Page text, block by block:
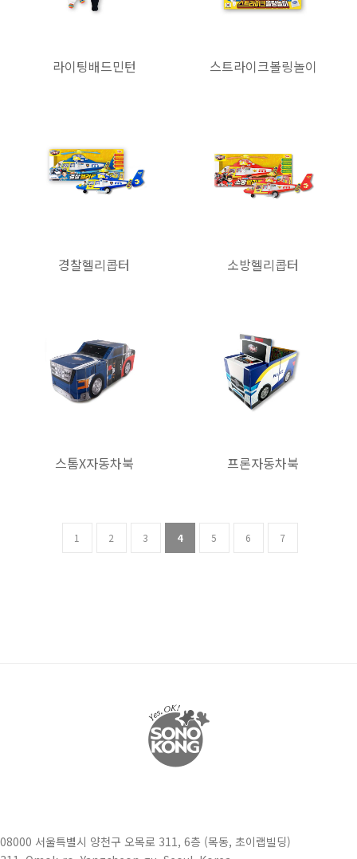
라이팅배드민턴 스트라이크볼링놀이
경찰헬리콥터 소방헬리콥터
스톰X자동차북 프론자동차북
1 2 3 4 5 6 7
08000 서울특별시 양천구 오목로 311, 6층 (목동, 초이랩빌딩)